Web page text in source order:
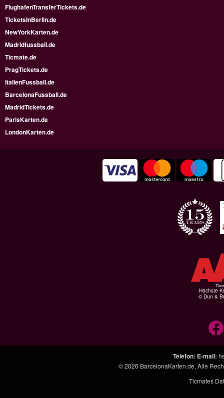
FlughafenTransferTickets.de
TicketsInBerlin.de
NewYorkKarten.de
Madridfussball.de
Ticmate.de
PragTickets.de
ItalienFussball.de
BarcelonaFussball.de
MadridTickets.de
ParisKarten.de
LondonKarten.de
Höchste
© Dun &
Telefon: E-mail:
© 2026 BarcelonaKarten.de, Alle
Ticmates